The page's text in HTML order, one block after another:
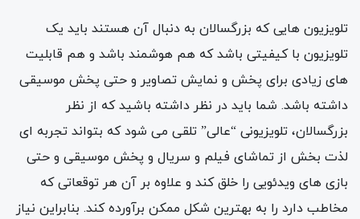
تلویزیون هایی که بزرگسالان به دنبال آن هستند باید یک
تلویزیون با کیفیتی باشد که هم هوشمند باشد و هم قابلیت
های زیادی برای پخش و نمایش تصاویر و حتی پخش موسیقی
داشته باشد. شما باید در نظر داشته باشید که از نظر
بزرگسالان، تلویزیونی “عالی” تلقی می شود که بتواند تجربه ای
لذت بخش از تماشای فیلم و سریال و پخش موسیقی و حتی
بازی های ویدئویی را خلق کند و علاوه بر آن هر توقعاتی که
مخاطب دارد را به بهترین شکل ممکن برآورده کند. بنابراین نیاز